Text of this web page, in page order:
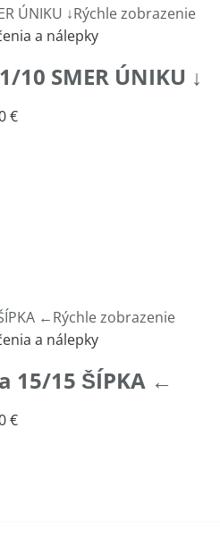
Rýchle zobrazenie
a nálepky
SMER ÚNIKU ↓
€
Rýchle zobrazenie
a nálepky
15/15 ŠÍPKA ←
€